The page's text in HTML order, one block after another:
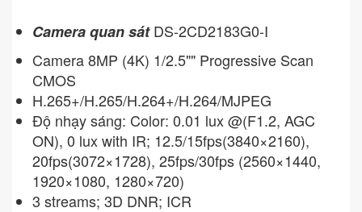
Camera quan sátDS-2CD2183G0-I
Camera 8MP (4K) 1/2.5"" Progressive Scan
CMOS
H.265+/H.265/H.264+/H.264/MJPEG
Độ nhạy sáng: Color: 0.01 lux @(F1.2, AGC
ON), 0 lux with IR; 12.5/15fps(3840×2160),
20fps(3072×1728), 25fps/30fps (2560×1440,
1920×1080, 1280×720)
3 streams; 3D DNR; ICR